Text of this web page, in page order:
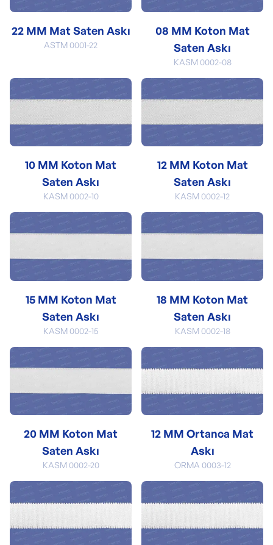
22 MM Mat Saten Askı
ASTM 0001-22
08 MM Koton Mat
Saten Askı
KASM 0002-08
10 MM Koton Mat
Saten Askı
KASM 0002-10
12 MM Koton Mat
Saten Askı
KASM 0002-12
15 MM Koton Mat
Saten Askı
KASM 0002-15
18 MM Koton Mat
Saten Askı
KASM 0002-18
20 MM Koton Mat
Saten Askı
KASM 0002-20
12 MM Ortanca Mat
Askı
ORMA 0003-12